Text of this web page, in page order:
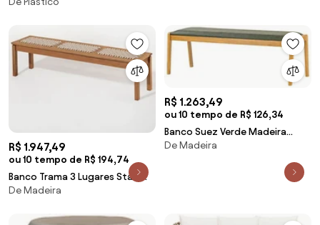
Polipropileno Branco
R$ 1.947,49
ou 10 tempo de R$ 194,74
Banco Trama 3 Lugares Stain
Jatobá Corda Areia 180cm -
De Madeira
R$ 1.263,49
ou 10 tempo de R$ 126,34
Banco Suez Verde Madeira
Verniz Mel 142cm - 73714 Sun
De Madeira